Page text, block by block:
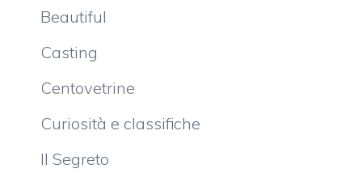
Beautiful
Casting
Centovetrine
Curiosità e classifiche
Il Segreto